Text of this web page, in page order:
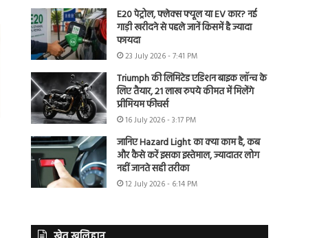
E20 पेट्रोल, फ्लेक्स फ्यूल या EV कार? नई
गाड़ी खरीदने से पहले जानें किसमें है ज्यादा
फायदा
23 July 2026 - 7:41 PM
Triumph की लिमिटेड एडिशन बाइक लॉन्च के
लिए तैयार, 21 लाख रुपये कीमत में मिलेंगे
प्रीमियम फीचर्स
16 July 2026 - 3:17 PM
जानिए Hazard Light का क्या काम है, कब
और कैसे करें इसका इस्तेमाल, ज्यादातर लोग
नहीं जानते सही तरीका
12 July 2026 - 6:14 PM